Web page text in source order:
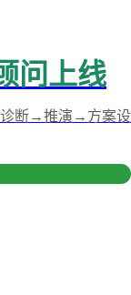
问上线
诊断→推演→方案设